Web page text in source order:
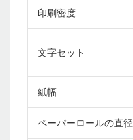
印刷密度
文字セット
紙幅
ペーパーロールの直径